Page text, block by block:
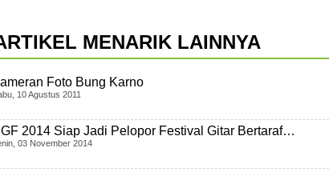
MENARIK LAINNYA
Foto Bung Karno
10 Agustus 2011
2014 Siap Jadi Pelopor Festival Gitar Bertaraf…
03 November 2014